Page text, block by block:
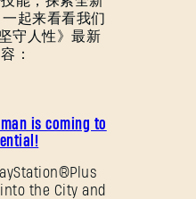
起来看看我们
守人性》最新
：
is coming to
the City and